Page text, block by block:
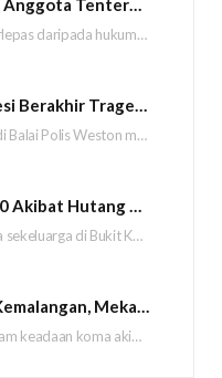
Seorang bekas anggota tentera terlepas daripada hukuman gantung selepas Mahkamah Persekutuan memutuskan untuk menggantikan hukuman…
Tiga anggota polis yang bertugas di Balai Polis Weston maut selepas dipercayai terkena renjatan elektrik…
Siasatan berhubung kehilangan tiga sekeluarga di Bukit Kayu Hitam kini memasuki perkembangan baharu apabila polis…
Selepas lebih seminggu berada dalam keadaan koma akibat kemalangan dipercayai berpunca daripada kejadian dikejar sekumpulan…